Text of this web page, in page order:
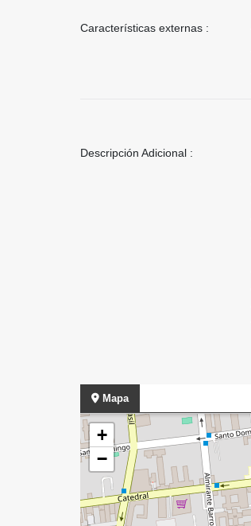
Características externas :
Descripción Adicional :
Mapa
+
−